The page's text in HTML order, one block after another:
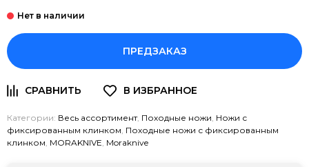
ПРЕДЗАКАЗ
Категории: Весь ассортимент, Походные ножи, Ножи с
фиксированным клинком, Походные ножи с фиксированным
клинком, MORAKNIVE, Moraknive